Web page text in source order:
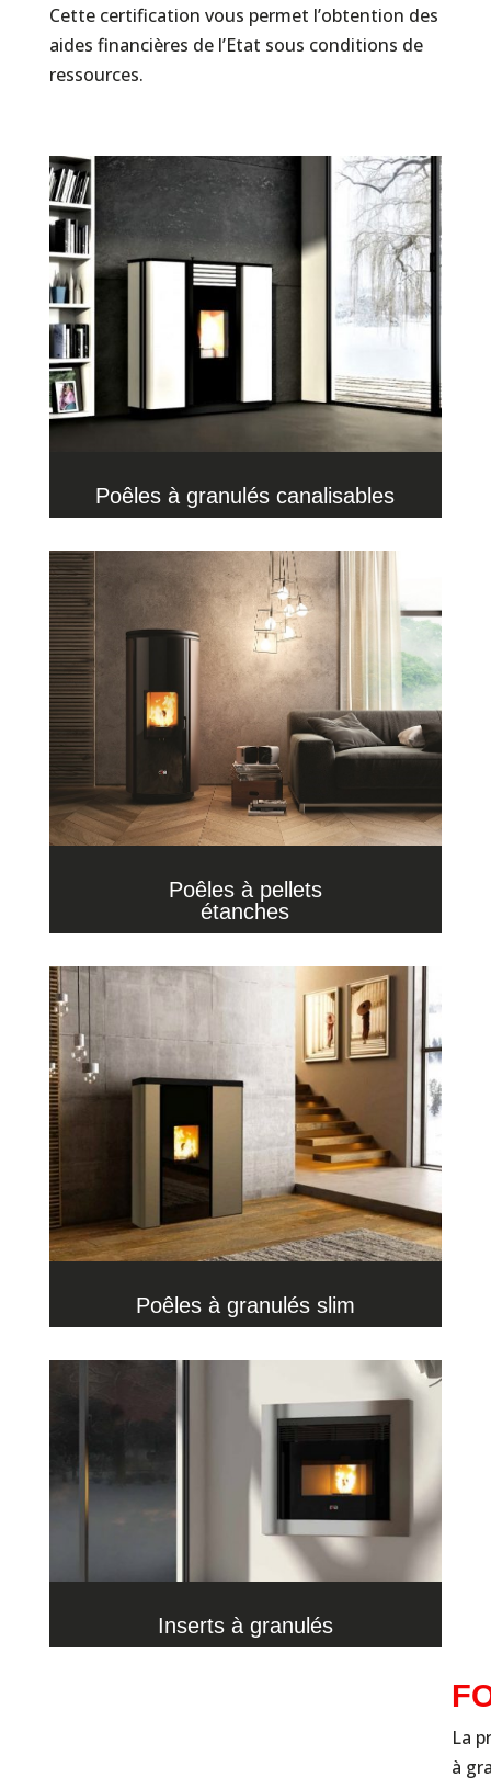
Cette certification vous permet l’obtention des
aides financières de l’Etat sous conditions de
ressources.
Poêles à granulés canalisables
Poêles à pellets
étanches
Poêles à granulés slim
Inserts à granulés
La
à